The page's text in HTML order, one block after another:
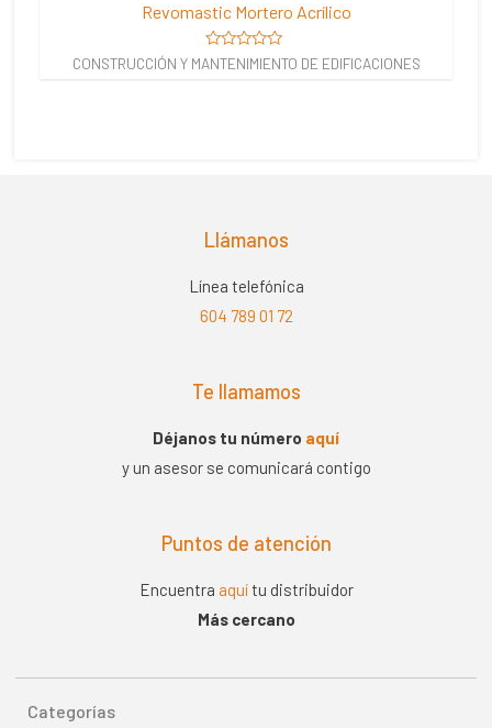
Revomastic Mortero Acrílico
Valorado
en
CONSTRUCCIÓN Y MANTENIMIENTO DE EDIFICACIONES
Llámanos
Línea telefónica
604 789 01 72
Te llamamos
Déjanos tu número aquí
y un asesor se comunicará contigo
Puntos de atención
Encuentra aquítu distribuidor
Más cercano
Categorías